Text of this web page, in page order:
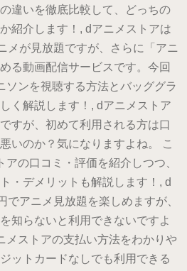
違いを徹底比較して、どっちの
紹介します！, dアニメストアは
メが見放題ですが、さらに「アニ
る動画配信サービスです。今回
ソンを視聴する方法とバッググラ
く解説します！, dアニメストア
すが、初めて利用される方は口
いのか？気になりますよね。 こ
の口コミ・評価を紹介しつつ、
・デメリットも解説します！, d
でアニメ見放題を楽しめますが、
知らないと利用できないですよ
メストアの支払い方法をわかりや
ットカードなしでも利用できる